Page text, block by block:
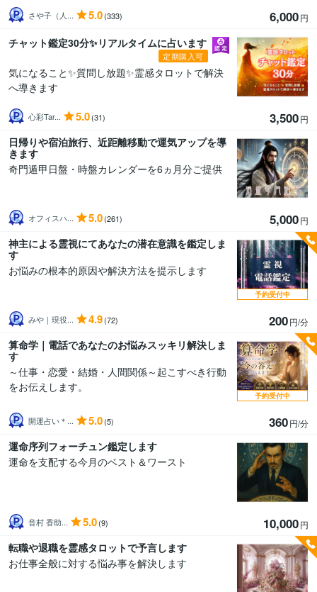
さや子（人... 5.0(333) 6,000円
チャット鑑定30分✨リアルタイムに占います
定期購入可
気になること✨質問し放題✨霊感タロットで解決
へ導きます
心彩Tar... 5.0(31) 3,500円
日帰りや宿泊旅行、近距離移動で運気アップを導
きます
奇門遁甲日盤・時盤カレンダーを6ヵ月分ご提供
オフィスハ... 5.0(261) 5,000円
神主による霊視にてあなたの潜在意識を鑑定しま
す
お悩みの根本的原因や解決方法を提示します
みや｜現役... 4.9(72) 200円/分
予約受付中
算命学｜電話であなたのお悩みスッキリ解決しま
す
～仕事・恋愛・結婚・人間関係～起こすべき行動
をお伝えします。
開運占い＊... 5.0(5) 360円/分
予約受付中
運命序列フォーチュン鑑定します
運命を支配する今月のベスト＆ワースト
音村 香助... 5.0(9) 10,000円
転職や退職を霊感タロットで予言します
お仕事全般に対する悩み事を解決します